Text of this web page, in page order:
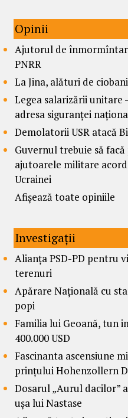
Opinii
Ajutorul de
PNRR
La Jina, alături de
Legea salarizării unitare
adresa siguranței
Demolatorii USR atacă
Guvernul trebuie să facă
ajutoarele militare
Ucrainei
Afișează toate opiniile
Investigații
Alianța PSD-PD pentru
terenuri
Apărare Națională cu
popi
Familia lui Geoană, tun
400.000 USD
Fascinanta ascensiune
prințului Hohenzollern
Dosarul „Aurul dacilor”
ușa lui Nastase